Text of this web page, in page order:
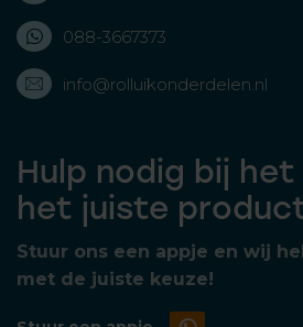
088-3667373
info@rolluikonderdelen.nl
Hulp nodig bij het
het juiste
Stuur ons een appje en wij
met de juiste keuze!